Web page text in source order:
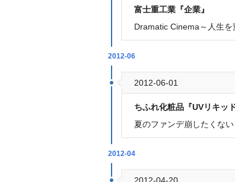
富士重工業『企業』
Dramatic Cinema～人生
2012-06
2012-06-01
ちふれ化粧品『UVリキッ
夏のファンデ崩したくな
2012-04